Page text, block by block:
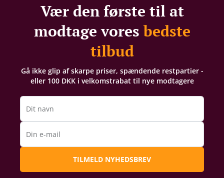
Vær den første til at
modtage voresbedste
tilbud
Gå ikke glip af skarpe priser, spændende restpartier -
eller 100 DKK i velkomstrabat til nye modtagere
Dit navn
Din e-mail
TILMELD NYHEDSBREV